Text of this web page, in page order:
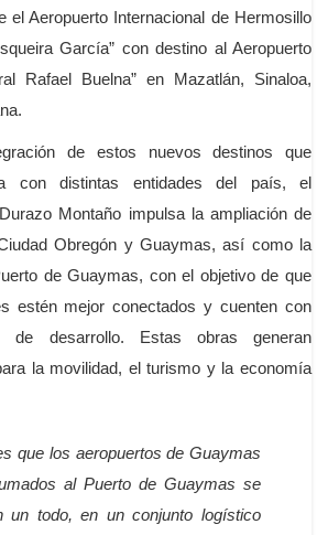
el Aeropuerto Internacional de Hermosillo
García” con destino al Aeropuerto
Rafael Buelna” en Mazatlán, Sinaloa,
de estos nuevos destinos que
con distintas entidades del país, el
Montaño impulsa la ampliación de
Obregón y Guaymas, así como la
de Guaymas, con el objetivo de que
estén mejor conectados y cuenten con
de desarrollo. Estas obras generan
la movilidad, el turismo y la economía
que los aeropuertos de Guaymas
al Puerto de Guaymas se
un todo, en un conjunto logístico